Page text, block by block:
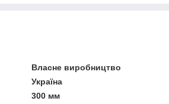
Власне виробництво
Україна
300 мм